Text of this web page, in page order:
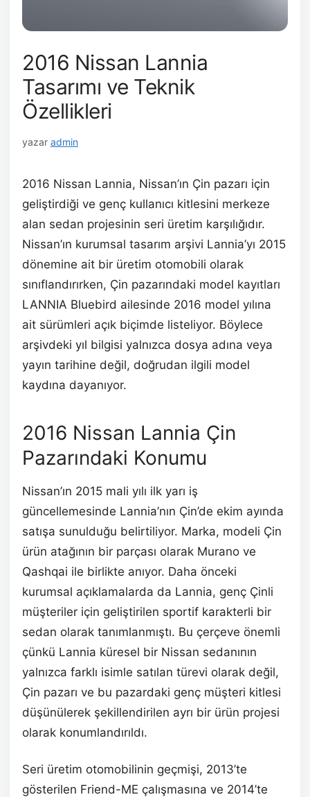
2016 Nissan Lannia
Tasarımı ve Teknik
Özellikleri
yazar admin
2016 Nissan Lannia, Nissan’ın Çin pazarı için
geliştirdiği ve genç kullanıcı kitlesini merkeze
alan sedan projesinin seri üretim karşılığıdır.
Nissan’ın kurumsal tasarım arşivi Lannia’yı 2015
dönemine ait bir üretim otomobili olarak
sınıflandırırken, Çin pazarındaki model kayıtları
LANNIA Bluebird ailesinde 2016 model yılına
ait sürümleri açık biçimde listeliyor. Böylece
arşivdeki yıl bilgisi yalnızca dosya adına veya
yayın tarihine değil, doğrudan ilgili model
kaydına dayanıyor.
2016 Nissan Lannia Çin
Pazarındaki Konumu
Nissan’ın 2015 mali yılı ilk yarı iş
güncellemesinde Lannia’nın Çin’de ekim ayında
satışa sunulduğu belirtiliyor. Marka, modeli Çin
ürün atağının bir parçası olarak Murano ve
Qashqai ile birlikte anıyor. Daha önceki
kurumsal açıklamalarda da Lannia, genç Çinli
müşteriler için geliştirilen sportif karakterli bir
sedan olarak tanımlanmıştı. Bu çerçeve önemli
çünkü Lannia küresel bir Nissan sedanının
yalnızca farklı isimle satılan türevi olarak değil,
Çin pazarı ve bu pazardaki genç müşteri kitlesi
düşünülerek şekillendirilen ayrı bir ürün projesi
olarak konumlandırıldı.
Seri üretim otomobilinin geçmişi, 2013’te
gösterilen Friend-ME çalışmasına ve 2014’te